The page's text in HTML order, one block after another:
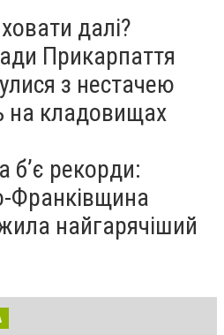
далі?
Прикарпаття
з нестачею
на кладовищах
б’є рекорди:
Франківщина
найгарячіший